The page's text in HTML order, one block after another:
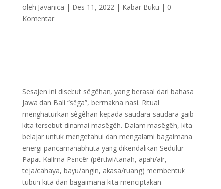
oleh Javanica | Des 11, 2022| Kabar Buku | 0
Komentar
Sesajen ini disebut sêgêhan, yang berasal dari bahasa
Jawa dan Bali “sêga”, bermakna nasi. Ritual
menghaturkan sêgêhan kepada saudara-saudara gaib
kita tersebut dinamai masêgêh. Dalam masêgêh, kita
belajar untuk mengetahui dan mengalami bagaimana
energi pancamahabhuta yang dikendalikan Sedulur
Papat Kalima Pancêr (pêrtiwi/tanah, apah/air,
teja/cahaya, bayu/angin, akasa/ruang) membentuk
tubuh kita dan bagaimana kita menciptakan